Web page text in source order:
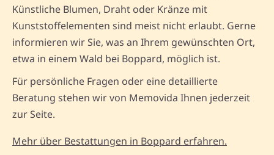
Künstliche Blumen, Draht oder Kränze mit
Kunststoffelementen sind meist nicht erlaubt. Gerne
informieren wir Sie, was an Ihrem gewünschten Ort,
etwa in einem Wald bei Boppard, möglich ist.
Für persönliche Fragen oder eine detaillierte
Beratung stehen wir von Memovida Ihnen jederzeit
zur Seite.
Mehr über Bestattungen in Boppard erfahren.